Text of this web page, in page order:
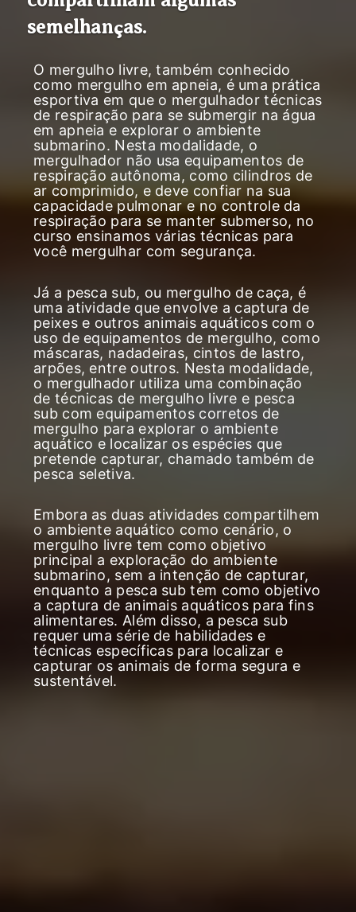
semelhanças.
O mergulho livre, também conhecido
como mergulho em apneia, é uma prática
esportiva em que o mergulhador técnicas
de respiração para se submergir na água
em apneia e explorar o ambiente
submarino. Nesta modalidade, o
mergulhador não usa equipamentos de
respiração autônoma, como cilindros de
ar comprimido, e deve confiar na sua
capacidade pulmonar e no controle da
respiração para se manter submerso, no
curso ensinamos várias técnicas para
você mergulhar com segurança.
Já a pesca sub, ou mergulho de caça, é
uma atividade que envolve a captura de
peixes e outros animais aquáticos com o
uso de equipamentos de mergulho, como
máscaras, nadadeiras, cintos de lastro,
arpões, entre outros. Nesta modalidade,
o mergulhador utiliza uma combinação
de técnicas de mergulho livre e pesca
sub com equipamentos corretos de
mergulho para explorar o ambiente
aquático e localizar os espécies que
pretende capturar, chamado também de
pesca seletiva.
Embora as duas atividades compartilhem
o ambiente aquático como cenário, o
mergulho livre tem como objetivo
principal a exploração do ambiente
submarino, sem a intenção de capturar,
enquanto a pesca sub tem como objetivo
a captura de animais aquáticos para fins
alimentares. Além disso, a pesca sub
requer uma série de habilidades e
técnicas específicas para localizar e
capturar os animais de forma segura e
sustentável.